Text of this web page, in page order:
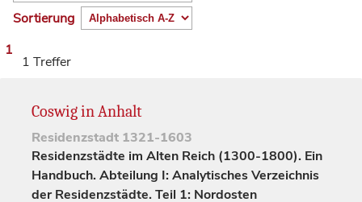
Sortierung
1
1 Treffer
Coswig in Anhalt
Residenzstadt 1321-1603
Residenzstädte im Alten Reich (1300-1800). Ein
Handbuch. Abteilung I: Analytisches Verzeichnis
der Residenzstädte. Teil 1: Nordosten